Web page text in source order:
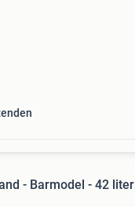
- Barmodel - 42 liter